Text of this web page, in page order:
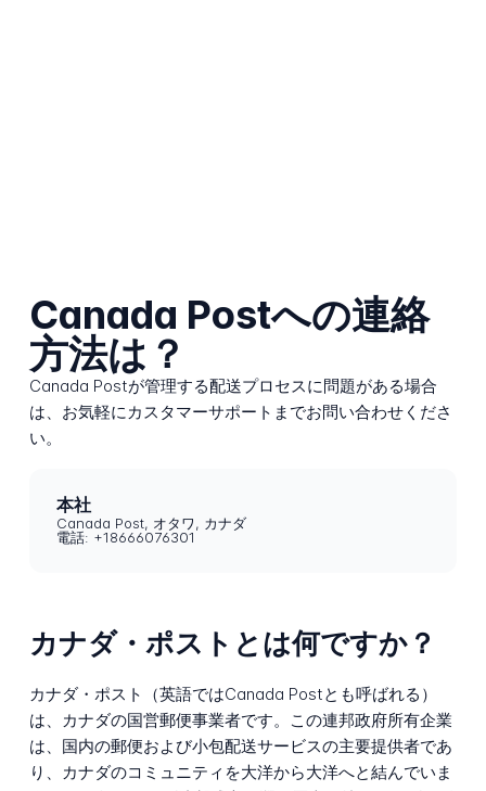
Canada Postへの連絡
方法は？
Canada Postが管理する配送プロセスに問題がある場合
は、お気軽にカスタマーサポートまでお問い合わせくださ
い。
本社
Canada Post, オタワ, カナダ
電話: +18666076301
カナダ・ポストとは何ですか？
カナダ・ポスト（英語ではCanada Postとも呼ばれる）
は、カナダの国営郵便事業者です。この連邦政府所有企業
は、国内の郵便および小包配送サービスの主要提供者であ
り、カナダのコミュニティを大洋から大洋へと結んでいま